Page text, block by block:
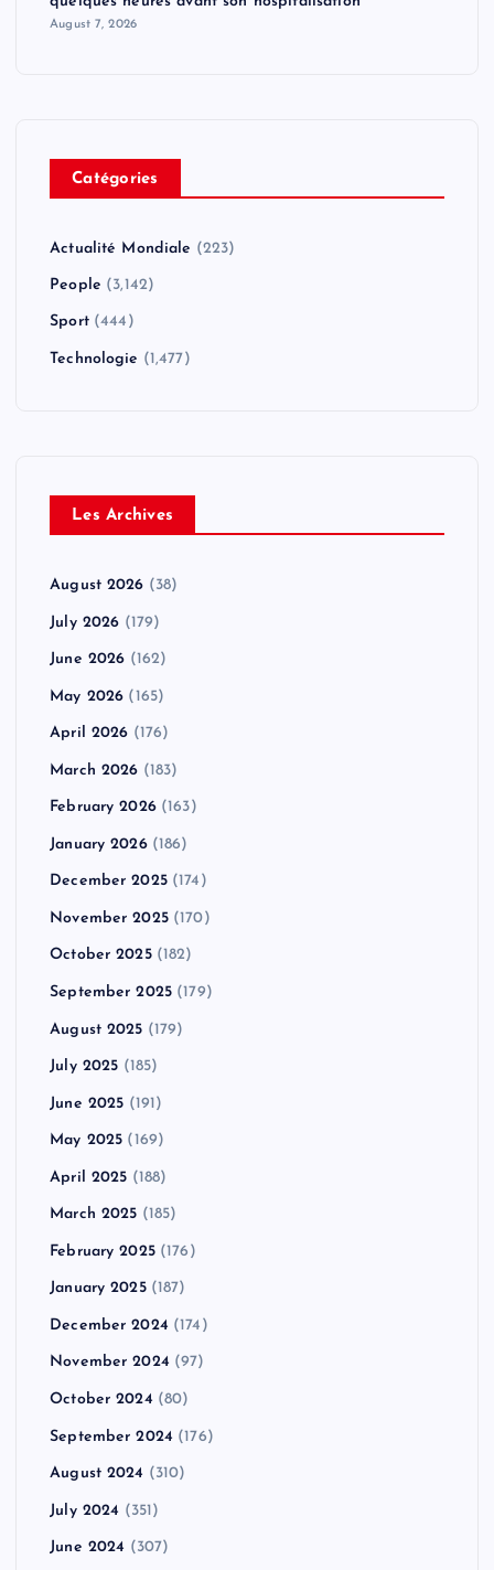
August 7, 2026
Catégories
Actualité Mondiale (223)
People (3,142)
Sport(444)
Technologie (1,477)
Les Archives
August 2026 (38)
July 2026 (179)
June 2026 (162)
May 2026 (165)
April 2026 (176)
March 2026 (183)
February 2026(163)
January 2026(186)
December 2025(174)
November 2025(170)
October 2025(182)
September 2025 (179)
August 2025 (179)
July 2025 (185)
June 2025 (191)
May 2025 (169)
April 2025 (188)
March 2025 (185)
February 2025(176)
January 2025(187)
December 2024 (174)
November 2024 (97)
October 2024 (80)
September 2024 (176)
August 2024 (310)
July 2024 (351)
June 2024 (307)